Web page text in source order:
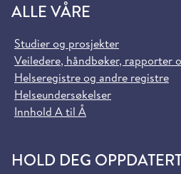
ALLE VÅRE
Studier og prosjekter
Veiledere, håndbøker, rapporter
Helseregistre og andre registre
Helseundersøkelser
Innhold A til Å
HOLD DEG